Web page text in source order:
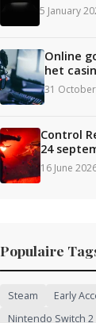
5 January
Online
het
31 October
Control
24
16 June
Populaire
Steam Early
Nintendo Switch 2